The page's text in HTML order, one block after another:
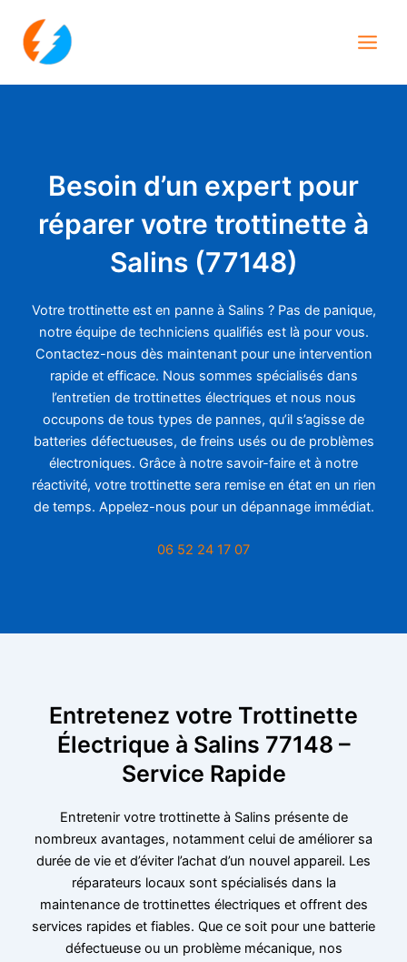
contenu
Besoin d’un expert pour
réparer votre trottinette à
Salins (77148)
Votre trottinette est en panne à Salins ? Pas de panique,
notre équipe de techniciens qualifiés est là pour vous.
Contactez-nous dès maintenant pour une intervention
rapide et efficace. Nous sommes spécialisés dans
l’entretien de trottinettes électriques et nous nous
occupons de tous types de pannes, qu’il s’agisse de
batteries défectueuses, de freins usés ou de problèmes
électroniques. Grâce à notre savoir-faire et à notre
réactivité, votre trottinette sera remise en état en un rien
de temps. Appelez-nous pour un dépannage immédiat.
06 52 24 17 07
Entretenez votre Trottinette
Électrique à Salins 77148 –
Service Rapide
Entretenir votre trottinette à Salins présente de
nombreux avantages, notamment celui de améliorer sa
durée de vie et d’éviter l’achat d’un nouvel appareil. Les
réparateurs locaux sont spécialisés dans la
maintenance de trottinettes électriques et offrent des
services rapides et fiables. Que ce soit pour une batterie
défectueuse ou un problème mécanique, nos